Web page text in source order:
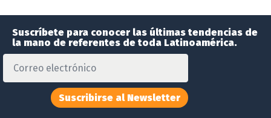
Suscríbete para conocer las últimas tendencias de
la mano de referentes de toda Latinoamérica.
Suscribirse al Newsletter